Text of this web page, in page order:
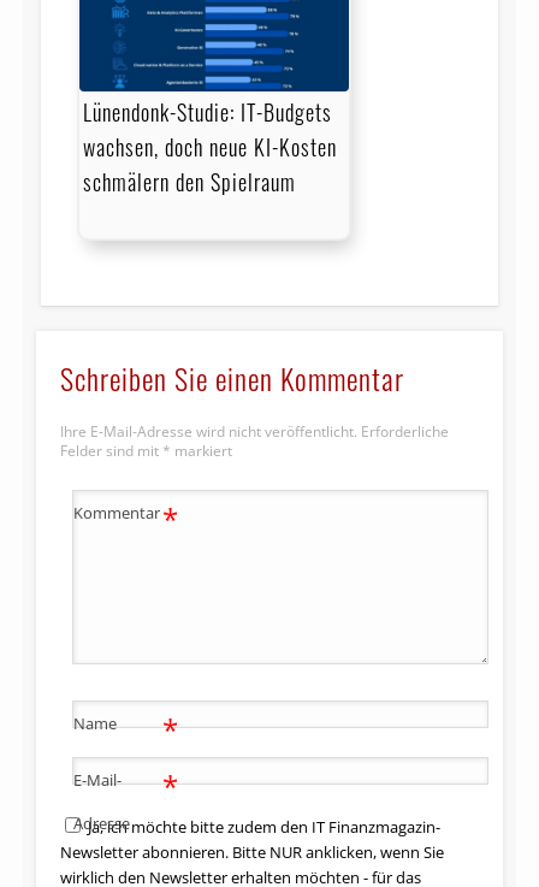
Lünendonk-Studie: IT-Budgets
wachsen, doch neue KI-Kosten
schmälern den Spielraum
Schreiben Sie einen Kommentar
Ihre E-Mail-Adresse wird nicht veröffentlicht. Erforderliche
Felder sind mit * markiert
Kommentar*
Name *
E-Mail-
Adresse
*
Ja, ich möchte bitte zudem den IT Finanzmagazin-
Newsletter abonnieren. Bitte NUR anklicken, wenn Sie
wirklich den Newsletter erhalten möchten - für das